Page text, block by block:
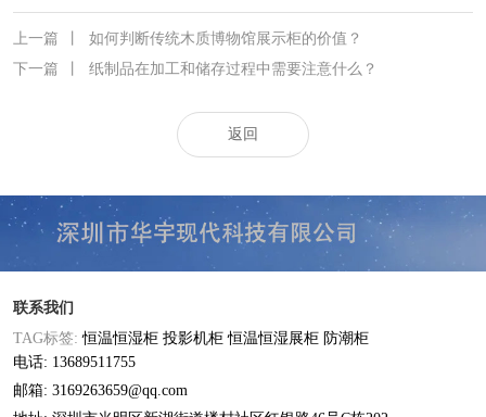
上一篇
如何判断传统木质博物馆展示柜的价值？
下一篇
纸制品在加工和储存过程中需要注意什么？
返回
联系我们
TAG标签:恒温恒湿柜 投影机柜 恒温恒湿展柜 防潮柜
电话: 13689511755
邮箱: 3169263659@qq.com